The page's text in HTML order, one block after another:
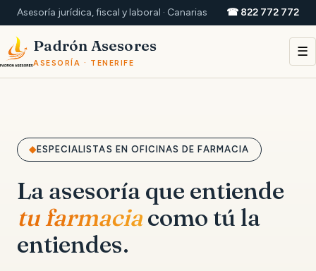
Asesoría jurídica, fiscal y laboral · Canarias ☎ 822 772 772
Padrón Asesores
ASESORÍA · TENERIFE
☰
ESPECIALISTAS EN OFICINAS DE FARMACIA
La asesoría que entiende
tu farmaciacomo tú la
entiendes.